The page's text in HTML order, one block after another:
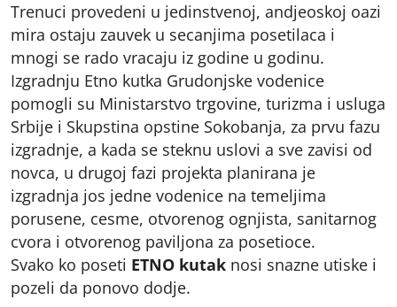
Trenuci provedeni u jedinstvenoj, andjeoskoj oazi
mira ostaju zauvek u secanjima posetilaca i
mnogi se rado vracaju iz godine u godinu.
Izgradnju Etno kutka Grudonjske vodenice
pomogli su Ministarstvo trgovine, turizma i usluga
Srbije i Skupstina opstine Sokobanja, za prvu fazu
izgradnje, a kada se steknu uslovi a sve zavisi od
novca, u drugoj fazi projekta planirana je
izgradnja jos jedne vodenice na temeljima
porusene, cesme, otvorenog ognjista, sanitarnog
cvora i otvorenog paviljona za posetioce.
Svako ko poseti ETNO kutak nosi snazne utiske i
pozeli da ponovo dodje.